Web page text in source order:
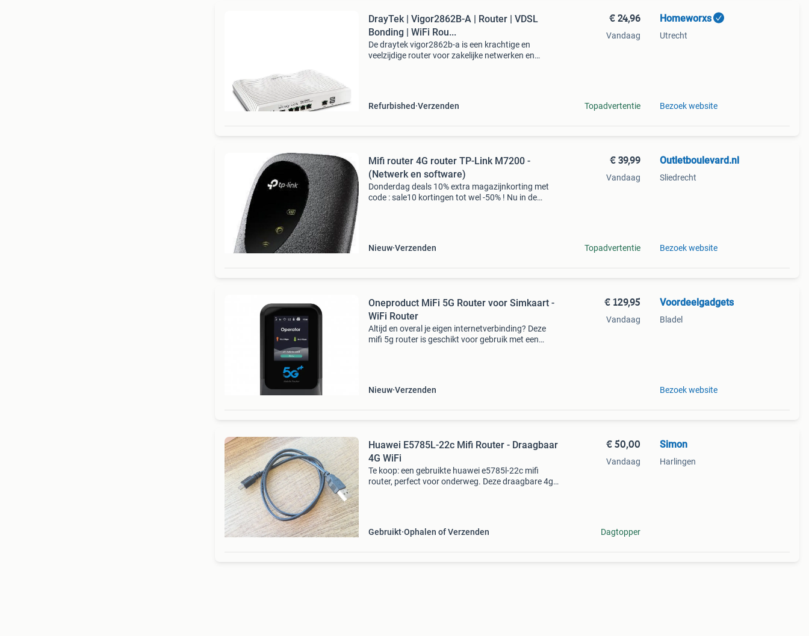
DrayTek | Vigor2862B-A | Router | VDSL
Bonding | WiFi Rou...
De draytek vigor2862b-a is een krachtige en
veelzijdige router voor zakelijke netwerken en
Refurbished Verzenden
€ 24,96
Vandaag
Topadvertentie
Homeworxs
Utrecht
Bezoek website
Mifi router 4G router TP-Link M7200 -
(Netwerk en software)
Donderdag deals 10% extra magazijnkorting met
code : sale10 kortingen tot wel -50% ! Nu in de
Nieuw Verzenden
€ 39,99
Vandaag
Topadvertentie
Outletboulevard.nl
Sliedrecht
Bezoek website
Oneproduct MiFi 5G Router voor Simkaart -
WiFi Router
Altijd en overal je eigen internetverbinding? Deze
mifi 5g router is geschikt voor gebruik met een
Nieuw Verzenden
€ 129,95
Vandaag
Voordeelgadgets
Bladel
Bezoek website
Huawei E5785L-22c Mifi Router - Draagbaar
4G WiFi
Te koop: een gebruikte huawei e5785l-22c mifi
router, perfect voor onderweg. Deze draagbare 4g
Gebruikt Ophalen of Verzenden
€ 50,00
Vandaag
Dagtopper
Simon
Harlingen